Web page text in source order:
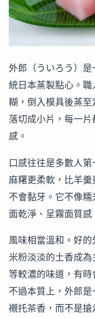
外郎（ういろう）
統日本蒸製點心。
糊，倒入模具後蒸至
落切成小片，每一
感。
口感往往是多數人
麻糬更柔軟，比羊
不會黏牙。它不像
面乾淨、呈霧面質感
風味相當溫和。好
米粉淡淡的土香成
等較濃的味道，有時
不過本質上，外郎
襯托茶香，而不是搶